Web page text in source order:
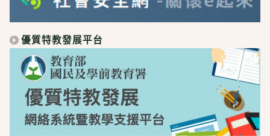
優質特教發展平台